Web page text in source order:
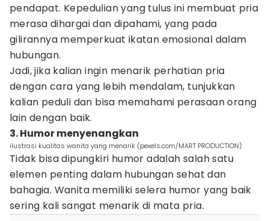
pendapat. Kepedulian yang tulus ini membuat pria
merasa dihargai dan dipahami, yang pada
gilirannya memperkuat ikatan emosional dalam
hubungan.
Jadi, jika kalian ingin menarik perhatian pria
dengan cara yang lebih mendalam, tunjukkan
kalian peduli dan bisa memahami perasaan orang
lain dengan baik.
3. Humor menyenangkan
ilustrasi kualitas wanita yang menarik (pexels.com/MART PRODUCTION)
Tidak bisa dipungkiri humor adalah salah satu
elemen penting dalam hubungan sehat dan
bahagia. Wanita memiliki selera humor yang baik
sering kali sangat menarik di mata pria.